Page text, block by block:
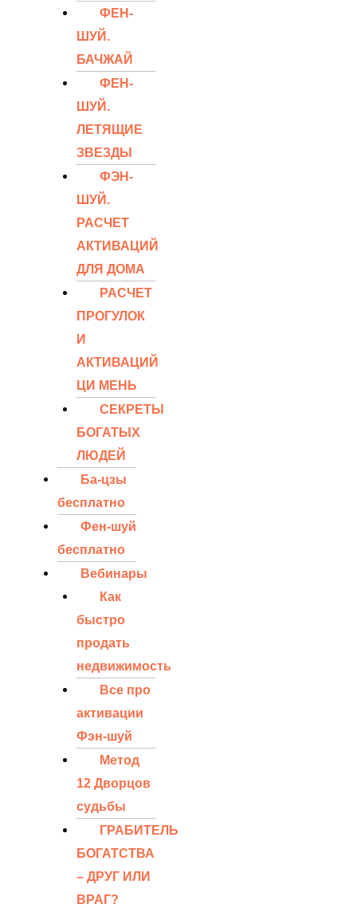
ФЕН-
ШУЙ.
БАЧЖАЙ
ФЕН-
ШУЙ.
ЛЕТЯЩИЕ
ЗВЕЗДЫ
ФЭН-
ШУЙ.
РАСЧЕТ
АКТИВАЦИЙ
ДЛЯ ДОМА
РАСЧЕТ
ПРОГУЛОК
И
АКТИВАЦИЙ
ЦИ МЕНЬ
СЕКРЕТЫ
БОГАТЫХ
ЛЮДЕЙ
Ба-цзы
бесплатно
Фен-шуй
бесплатно
Вебинары
Как
быстро
продать
недвижимость
Все про
активации
Фэн-шуй
Метод
12 Дворцов
судьбы
ГРАБИТЕЛЬ
БОГАТСТВА
– ДРУГ ИЛИ
ВРАГ?